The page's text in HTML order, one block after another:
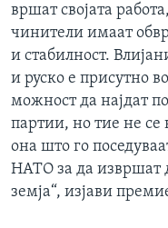
вршат својата
чинители имаат
и стабилност.
и руско е присутно
можност да најдат
партии, но тие не
она што го
НАТО за да извршат
земја“, изјави